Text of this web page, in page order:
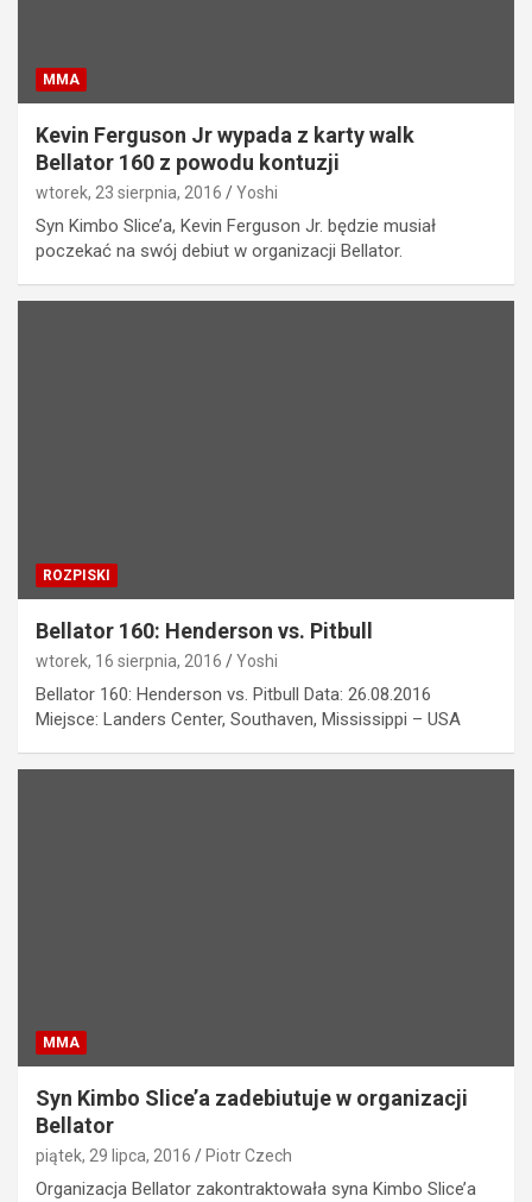
MMA
Kevin Ferguson Jr wypada z karty walk
Bellator 160 z powodu kontuzji
wtorek, 23 sierpnia, 2016 Yoshi
Syn Kimbo Slice’a, Kevin Ferguson Jr. będzie musiał
poczekać na swój debiut w organizacji Bellator.
ROZPISKI
Bellator 160: Henderson vs. Pitbull
wtorek, 16 sierpnia, 2016 Yoshi
Bellator 160: Henderson vs. Pitbull Data: 26.08.2016
Miejsce: Landers Center, Southaven, Mississippi – USA
MMA
Syn Kimbo Slice’a zadebiutuje w organizacji
Bellator
piątek, 29 lipca, 2016 Piotr Czech
Organizacja Bellator zakontraktowała syna Kimbo Slice’a